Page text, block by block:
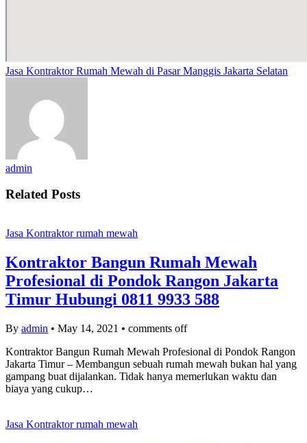
Jasa Kontraktor Rumah Mewah di Pasar Manggis Jakarta Selatan
admin
Related Posts
Jasa Kontraktor rumah mewah
Kontraktor Bangun Rumah Mewah
Profesional di Pondok Rangon Jakarta
Timur Hubungi 0811 9933 588
By admin • May 14, 2021 • comments off
Kontraktor Bangun Rumah Mewah Profesional di Pondok Rangon
Jakarta Timur – Membangun sebuah rumah mewah bukan hal yang
gampang buat dijalankan. Tidak hanya memerlukan waktu dan
biaya yang cukup…
Jasa Kontraktor rumah mewah